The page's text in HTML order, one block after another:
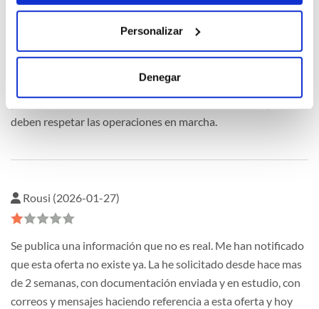
Personalizar
Denegar
Se publica una información que no es real. Me han notificado
que esta oferta no existe ya. La he solicitado desde hace mas
de 2 semanas, con documentación enviada y en estudio, con
me dicen que la han eliminado por orden del proveedor y la
pasan a 48 meses e incremento de cuota. No es serio y se
deben respetar las operaciones en marcha.
Rousi (2026-01-27)
Se publica una información que no es real. Me han notificado
que esta oferta no existe ya. La he solicitado desde hace mas
de 2 semanas, con documentación enviada y en estudio, con
correos y mensajes haciendo referencia a esta oferta y hoy